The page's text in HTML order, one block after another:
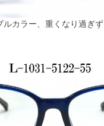
ルカラー、重くなり過ぎず